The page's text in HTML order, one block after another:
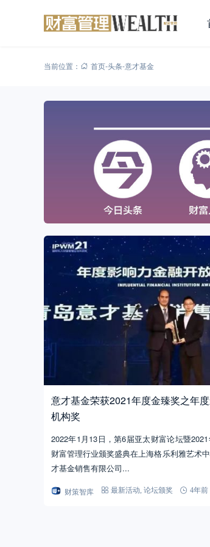
当前位置： 首页-头条-意才基金
意才基金荣获2021年度金臻奖之年
机构奖
2022年1月13日，第6届亚太财富论坛暨
财富管理行业颁奖盛典在上海格乐利雅艺术
才基金销售有限公司...
财策智库 最新活动 论坛颁奖 4年前